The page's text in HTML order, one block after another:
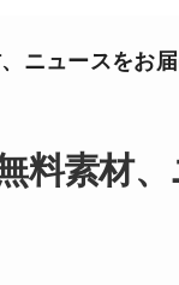
ニュースをお
料素材